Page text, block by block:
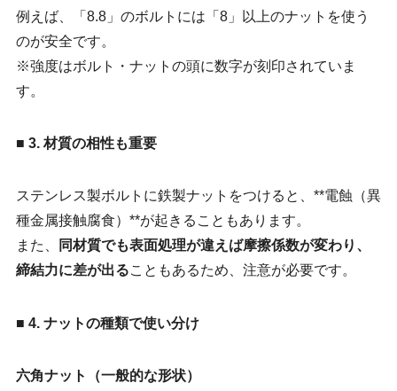
例えば、「8.8」のボルトには「8」以上のナットを使う
のが安全です。
※強度はボルト・ナットの頭に数字が刻印されていま
す。
■ 3. 材質の相性も重要
ステンレス製ボルトに鉄製ナットをつけると、**電蝕（異
種金属接触腐食）**が起きることもあります。
また、
同材質でも表面処理が違えば摩擦係数が変わり、
締結力に差が出ることもあるため、注意が必要です。
■ 4. ナットの種類で使い分け
六角ナット（一般的な形状）